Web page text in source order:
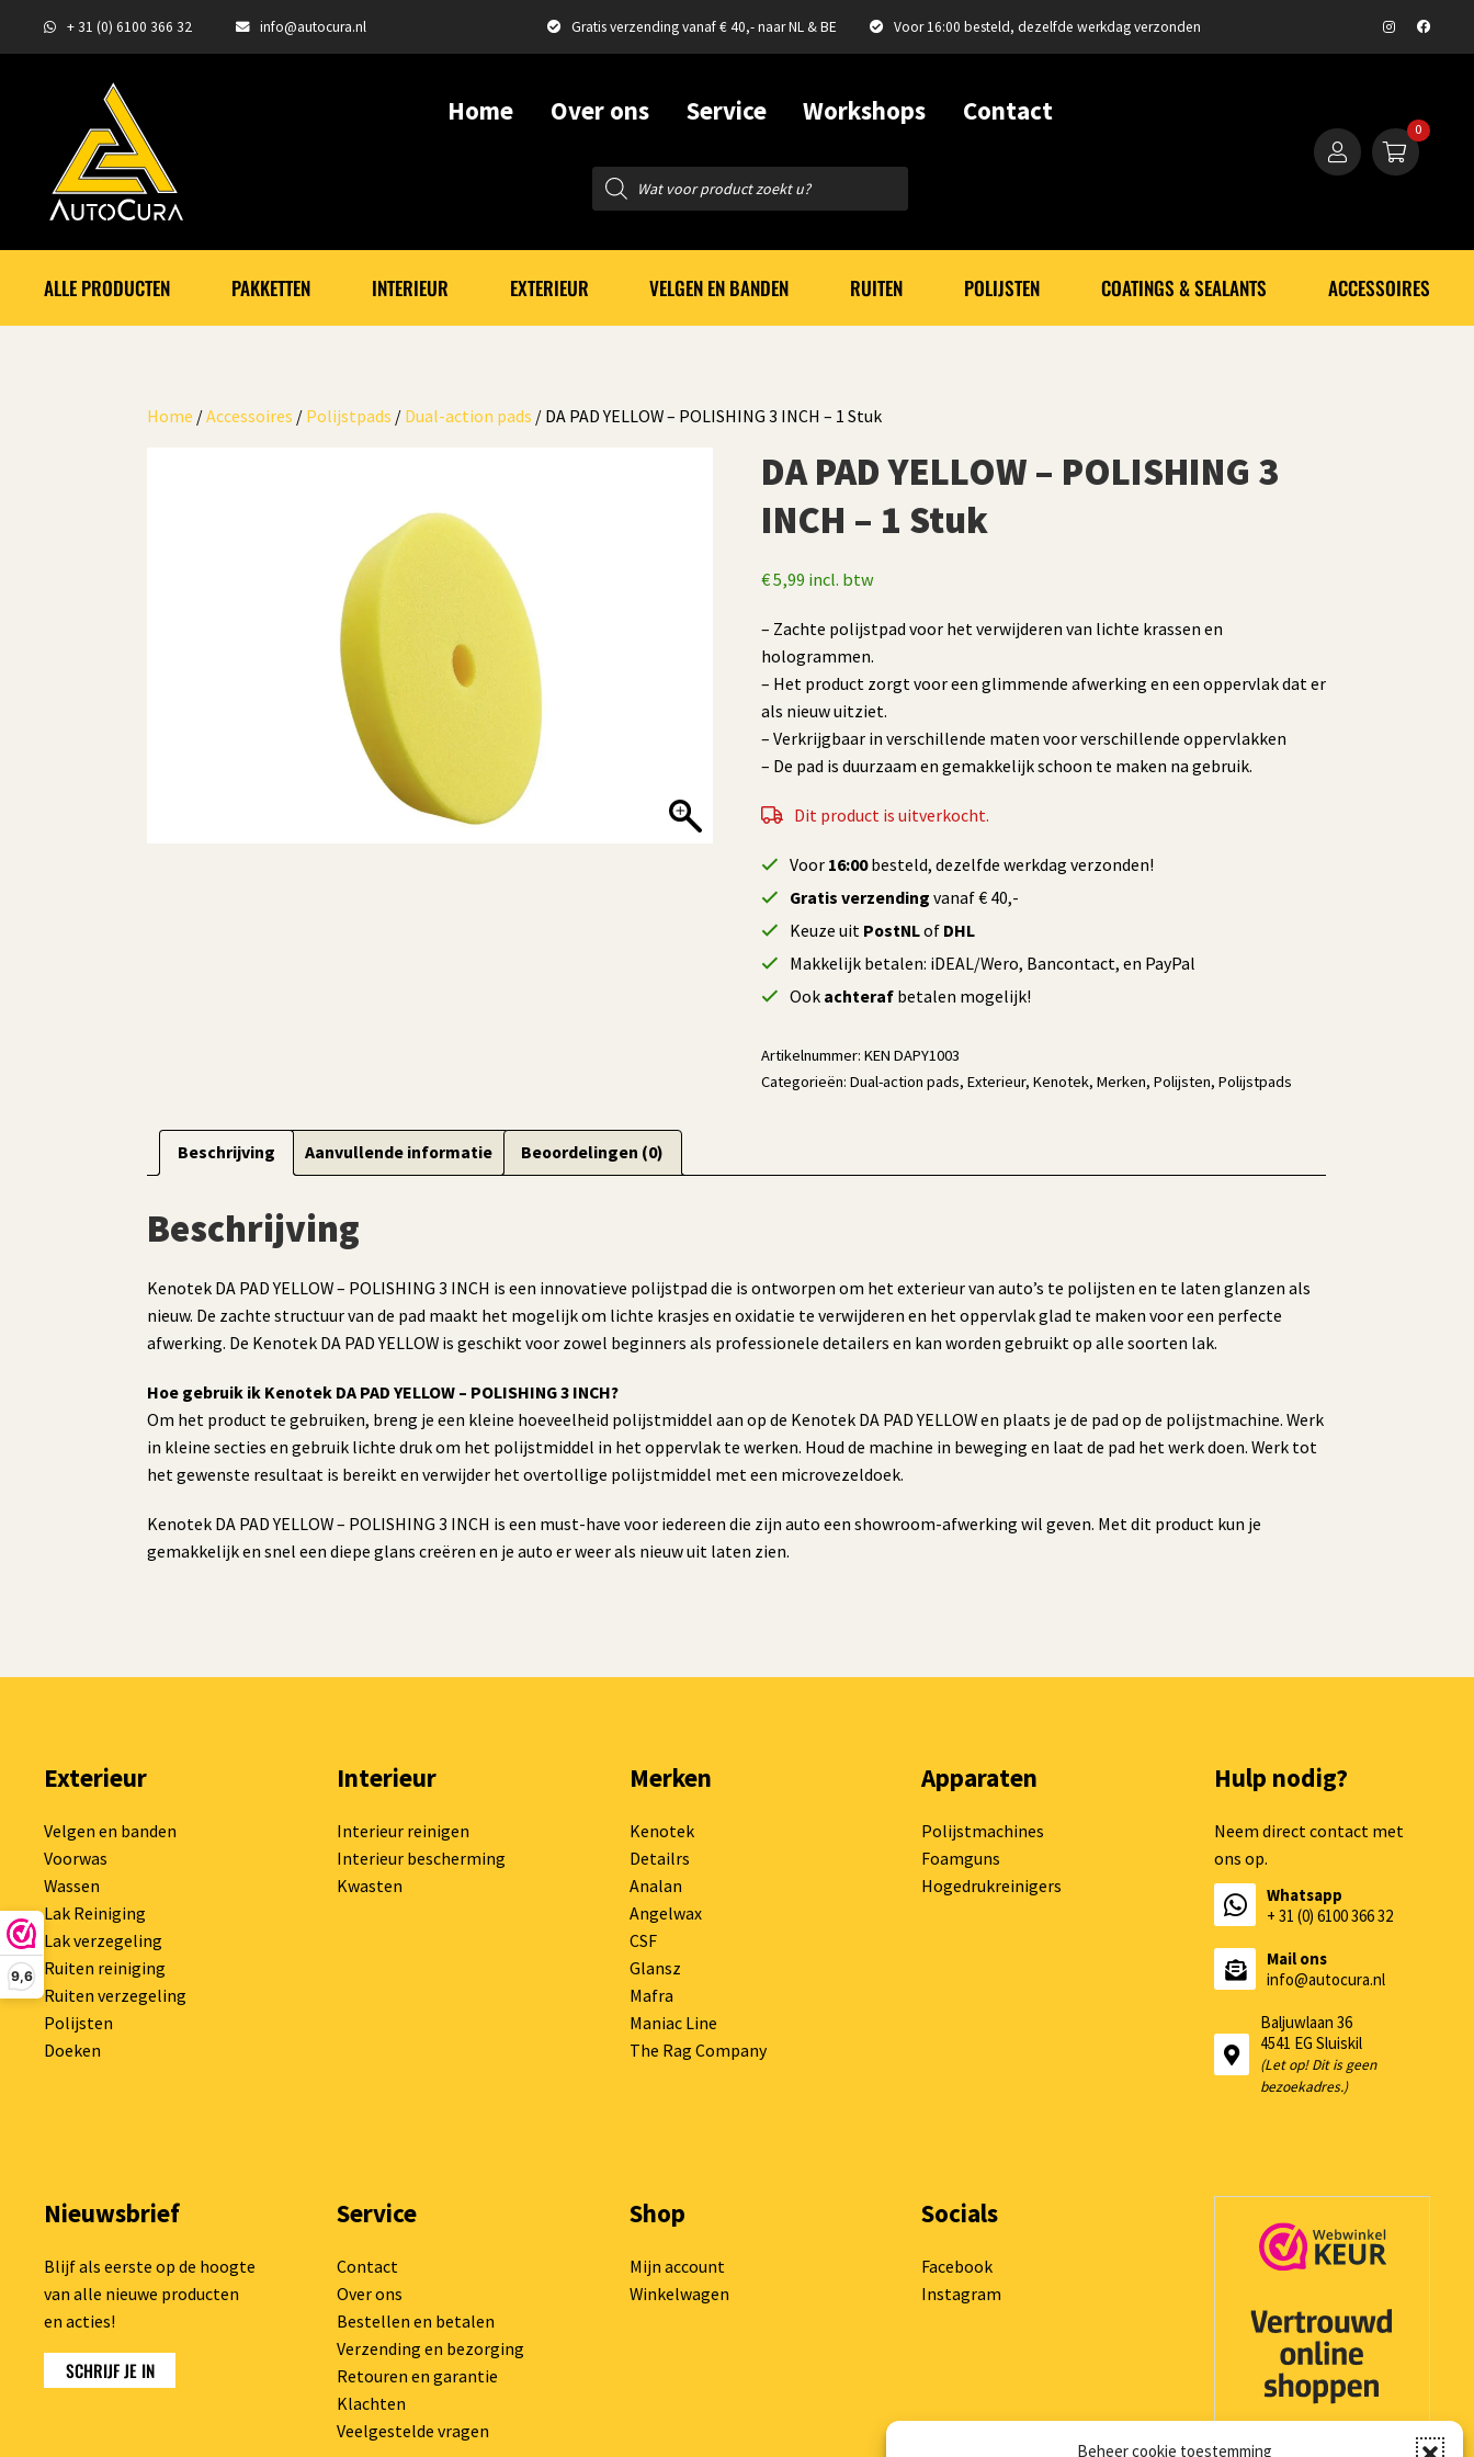
9,6
Beheer cookie toestemming
+ 31 (0) 6100 366 32 info@autocura.nl Gratis verzending vanaf € 40,- naar NL & BE Voor 16:00 besteld, dezelfde werkdag verzonden
Home Over ons Service Workshops Contact
Producten
zoeken
0
ALLE PRODUCTEN PAKKETTEN INTERIEUR EXTERIEUR VELGEN EN BANDEN RUITEN POLIJSTEN COATINGS & SEALANTS ACCESSOIRES
Home /Accessoires / Polijstpads / Dual-action pads / DA PAD YELLOW – POLISHING 3 INCH – 1 Stuk
DA PAD YELLOW – POLISHING 3
INCH – 1 Stuk
€5,99 incl. btw
– Zachte polijstpad voor het verwijderen van lichte krassen en
hologrammen.
– Het product zorgt voor een glimmende afwerking en een oppervlak dat er
als nieuw uitziet.
– Verkrijgbaar in verschillende maten voor verschillende oppervlakken
– De pad is duurzaam en gemakkelijk schoon te maken na gebruik.
Dit product is uitverkocht.
Voor 16:00besteld, dezelfde werkdag verzonden!
Gratis verzending vanaf € 40,-
Keuze uit PostNLof DHL
Makkelijk betalen: iDEAL/Wero, Bancontact, en PayPal
Ook achterafbetalen mogelijk!
Artikelnummer: KEN DAPY1003
Categorieën: Dual-action pads, Exterieur, Kenotek, Merken, Polijsten, Polijstpads
Beschrijving Aanvullende informatie Beoordelingen (0)
Beschrijving
Kenotek DA PAD YELLOW – POLISHING 3 INCH is een innovatieve polijstpad die is ontworpen om het exterieur van auto’s te polijsten en te laten glanzen als
nieuw. De zachte structuur van de pad maakt het mogelijk om lichte krasjes en oxidatie te verwijderen en het oppervlak glad te maken voor een perfecte
afwerking. De Kenotek DA PAD YELLOW is geschikt voor zowel beginners als professionele detailers en kan worden gebruikt op alle soorten lak.
Hoe gebruik ik Kenotek DA PAD YELLOW – POLISHING 3 INCH?
Om het product te gebruiken, breng je een kleine hoeveelheid polijstmiddel aan op de Kenotek DA PAD YELLOW en plaats je de pad op de polijstmachine. Werk
in kleine secties en gebruik lichte druk om het polijstmiddel in het oppervlak te werken. Houd de machine in beweging en laat de pad het werk doen. Werk tot
het gewenste resultaat is bereikt en verwijder het overtollige polijstmiddel met een microvezeldoek.
Kenotek DA PAD YELLOW – POLISHING 3 INCH is een must-have voor iedereen die zijn auto een showroom-afwerking wil geven. Met dit product kun je
gemakkelijk en snel een diepe glans creëren en je auto er weer als nieuw uit laten zien.
Exterieur
Velgen en banden
Voorwas
Wassen
Lak Reiniging
Lak verzegeling
Ruiten reiniging
Ruiten verzegeling
Polijsten
Doeken
Interieur
Interieur reinigen
Interieur bescherming
Kwasten
Merken
Kenotek
Detailrs
Analan
Angelwax
CSF
Glansz
Mafra
Maniac Line
The Rag Company
Apparaten
Polijstmachines
Foamguns
Hogedrukreinigers
Hulp nodig?
Neem direct contact met
ons op.
Whatsapp
+ 31 (0) 6100 366 32
Mail ons
info@autocura.nl
Baljuwlaan 36
4541 EG Sluiskil
(Let op! Dit is geen
bezoekadres.)
Nieuwsbrief
Blijf als eerste op de hoogte
van alle nieuwe producten
en acties!
SCHRIJF JE IN
Service
Contact
Over ons
Bestellen en betalen
Verzending en bezorging
Retouren en garantie
Klachten
Veelgestelde vragen
Shop
Mijn account
Winkelwagen
Socials
Facebook
Instagram